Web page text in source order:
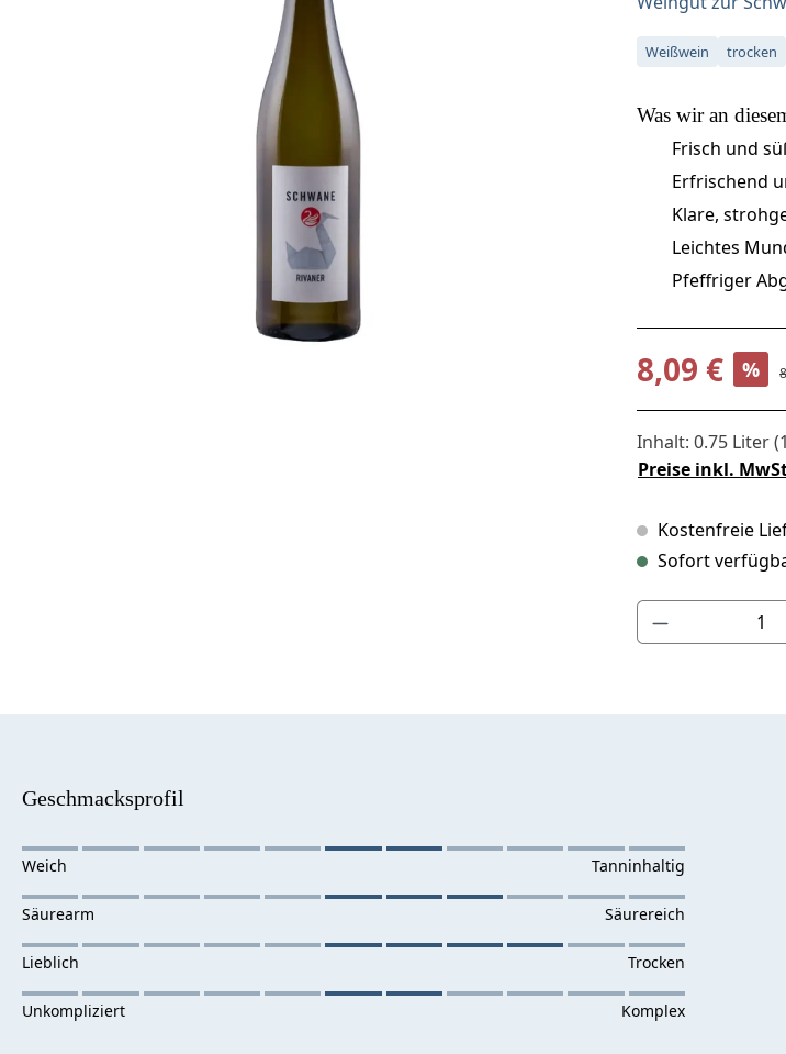
Weißwein trocken
Was wir an
Frisch und
Erfrischend
Klare,
Leichtes
Pfeffriger
Verkaufspreis:
8,09 € %
Inhalt: 0.75 Liter
Preise inkl.
Kostenfreie
Sofort
Produkt Anzahl: Gib
Geschmacksprofil